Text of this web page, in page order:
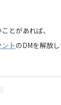
とがあれば、
トのDMを解放